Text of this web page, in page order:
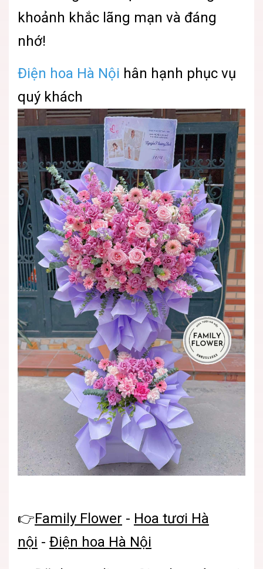
khoảnh khắc lãng mạn và đáng
nhớ!
Điện hoa Hà Nội hân hạnh phục vụ
quý khách
👉Family Flower - Hoa tươi Hà
nội - Điện hoa Hà Nội